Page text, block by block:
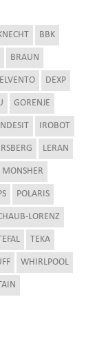
BBK
BRAUN
DEXP
GORENJE
IROBOT
LERAN
MONSHER
POLARIS
LORENZ
TEKA
WHIRLPOOL